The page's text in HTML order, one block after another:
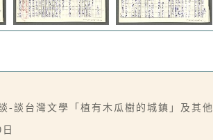
-談台灣文學「植有木瓜樹的城鎮」及其他